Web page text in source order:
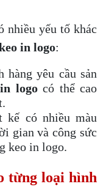
nhiều yếu tố khác
in logo:
hàng yêu cầu sản
logocó thể cao
kế có nhiều màu
gian và công sức
keo in logo.
từng loại hình